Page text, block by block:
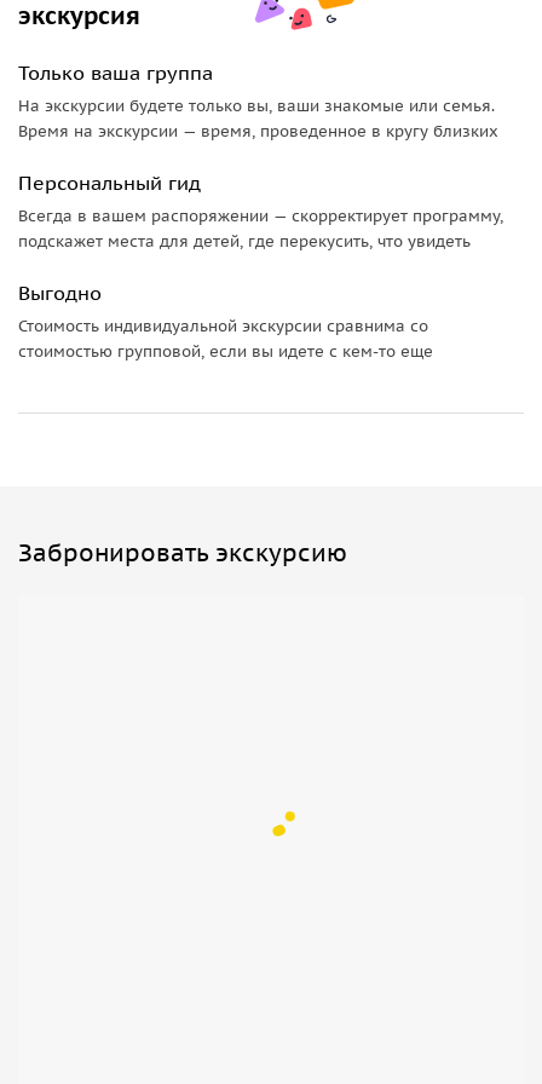
экскурсия
Только ваша группа
На экскурсии будете только вы, ваши знакомые или семья.
Время на экскурсии — время, проведенное в кругу близких
Персональный гид
Всегда в вашем распоряжении — скорректирует программу,
подскажет места для детей, где перекусить, что увидеть
Выгодно
Стоимость индивидуальной экскурсии сравнима со
стоимостью групповой, если вы идете с кем-то еще
Забронировать экскурсию